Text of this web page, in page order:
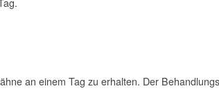
an einem Tag zu erhalten. Der